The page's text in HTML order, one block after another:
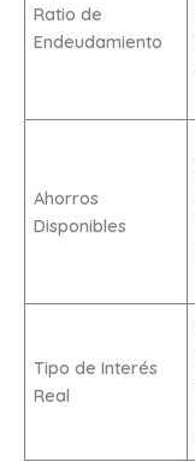
Ratio de
Endeudamiento
Ahorros
Disponibles
Tipo de Interés
Real